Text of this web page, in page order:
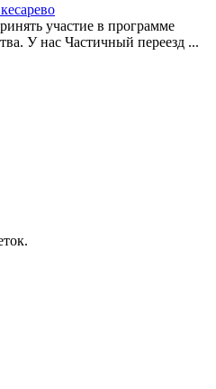
участие в программе
У нас Частичный переезд ...